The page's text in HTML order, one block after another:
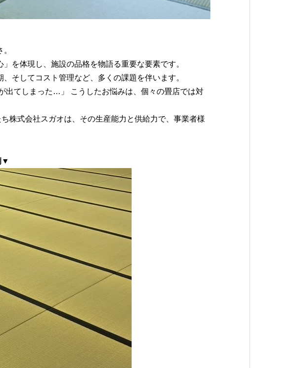
を体現し、施設の品格を物語る重要な要素です。
そしてコスト管理など、多くの課題を伴います。
出てしまった…」 こうしたお悩みは、個々の畳店では対
株式会社スガオは、その生産能力と供給力で、事業者様
▼